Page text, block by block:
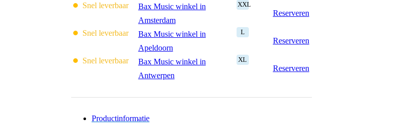
Snel leverbaar
Bax Music winkel in
Amsterdam
XXL
Reserveren
Snel leverbaar
Bax Music winkel in
Apeldoorn
L
Reserveren
Snel leverbaar
Bax Music winkel in
Antwerpen
XL
Reserveren
Productinformatie